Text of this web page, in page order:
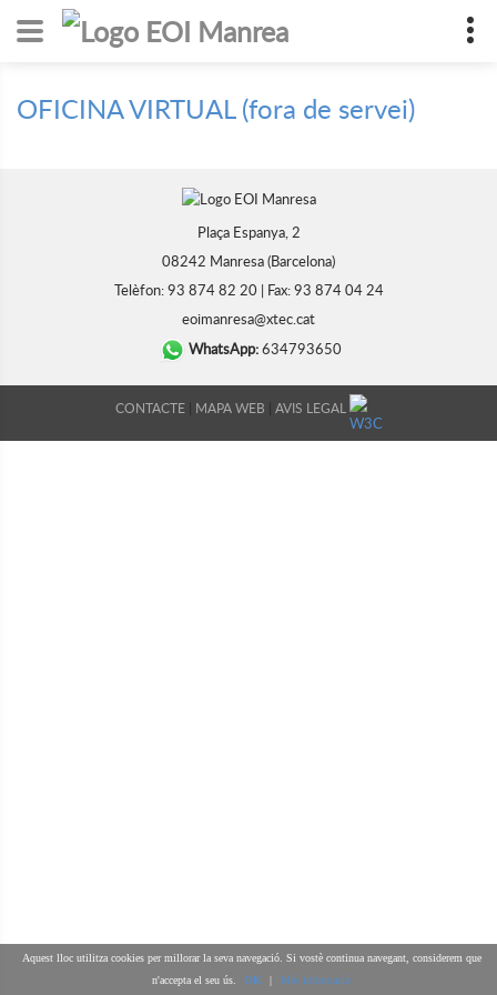
OFICINA VIRTUAL (fora de servei)
Plaça Espanya, 2
08242 Manresa (Barcelona)
Telèfon: 93 874 82 20 | Fax: 93 874 04 24
eoimanresa@xtec.cat
WhatsApp:634793650
CONTACTE| MAPA WEB AVIS LEGAL
Aquest lloc utilitza cookies per millorar la seva navegació. Si vostè continua navegant, considerem que
n'accepta el seu ús.
OK | Més informació